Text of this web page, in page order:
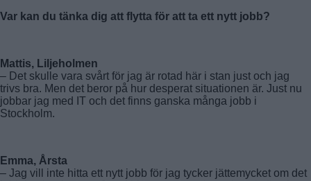
Var kan du tänka dig att flytta för att ta ett nytt jobb?
Mattis, Liljeholmen
– Det skulle vara svårt för jag är rotad här i stan just och jag
trivs bra. Men det beror på hur desperat situationen är. Just nu
jobbar jag med IT och det finns ganska många jobb i
Stockholm.
Emma, Årsta
– Jag vill inte hitta ett nytt jobb för jag tycker jättemycket om det